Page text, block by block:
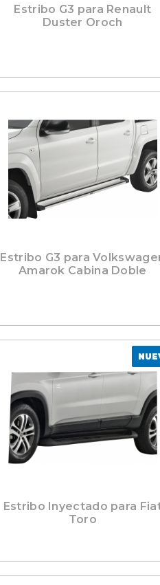
Estribo G3 para Renault
Duster Oroch
Estribo G3 para
Amarok Cabina Doble
Estribo Inyectado para
Toro